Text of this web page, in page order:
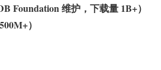
Foundation 维护，下载量 1B+）
）